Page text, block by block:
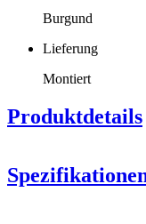
Burgund
Lieferung
Montiert
Produktdetails